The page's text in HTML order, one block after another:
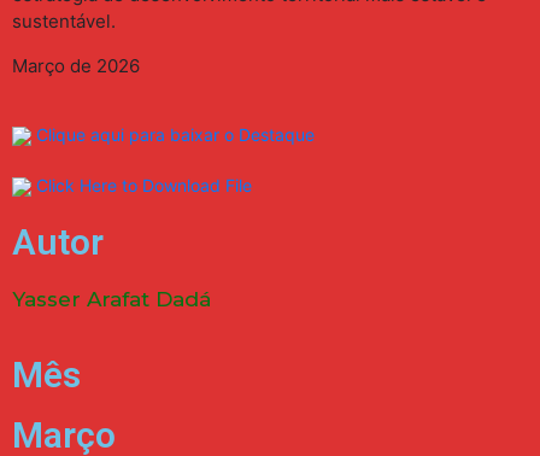
sustentável.
Março de 2026
Clique aqui para baixar o Destaque
Click Here to Download File
Autor
Yasser Arafat Dadá
Mês
Março